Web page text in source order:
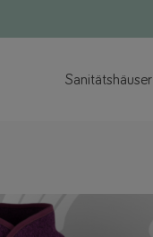
Sanitätshäuser